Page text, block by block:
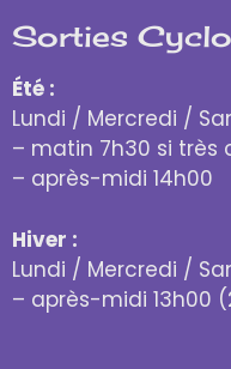
Sorties
Été :
Lundi / Mercredi /
– matin 7h30 si très
– après-midi 14h00
Hiver :
Lundi / Mercredi /
– après-midi 13h00